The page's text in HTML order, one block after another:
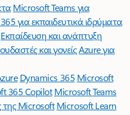
Microsoft Teams για
για εκπαιδευτικά ιδρύματα
Εκπαίδευση και ανάπτυξη
και γονείςAzure για
Dynamics 365 Microsoft
365 Copilot Microsoft Teams
της Microsoft Microsoft Learn